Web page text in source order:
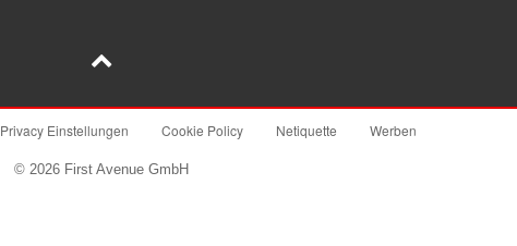
Privacy Einstellungen Cookie Policy Netiquette Werben
© 2026 First Avenue GmbH